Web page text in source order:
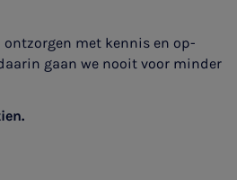
met kennis en op-
gaan we nooit voor minder